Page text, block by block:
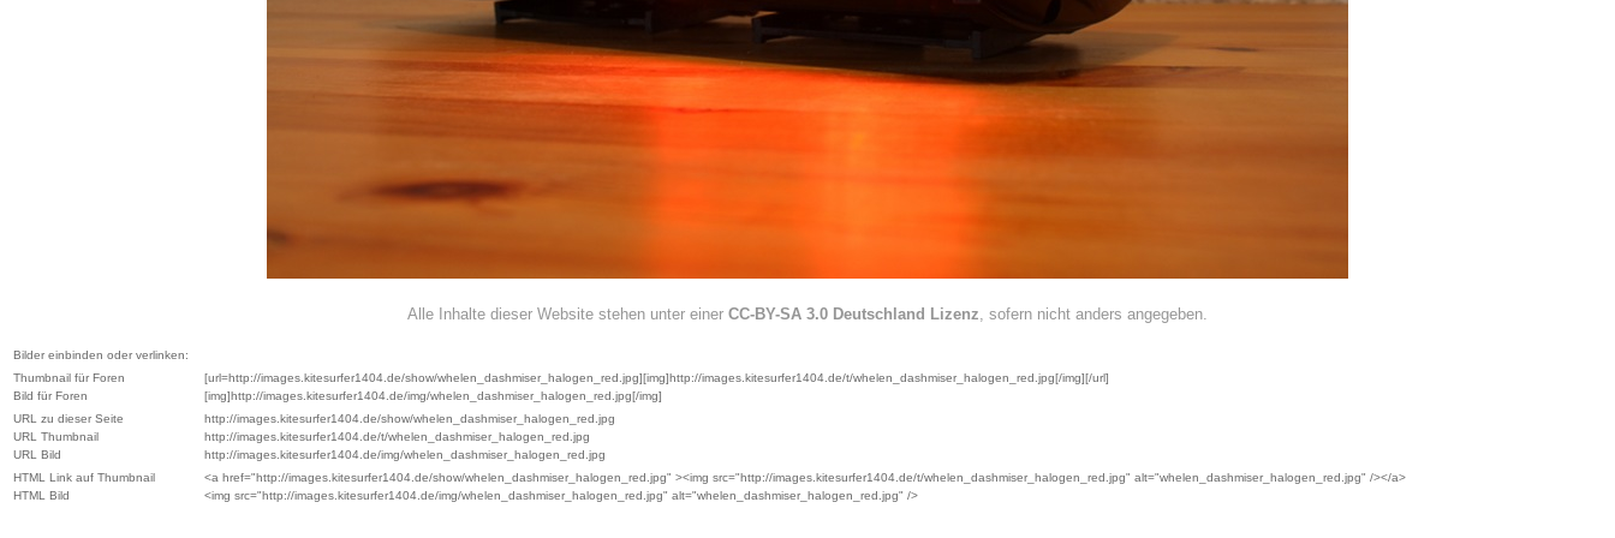
Alle Inhalte dieser Website stehen unter einer CC-BY-SA 3.0 Deutschland Lizenz , sofern nicht anders angegeben.
Bilder einbinden oder verlinken:
Thumbnail für Foren
[url=http://images.kitesurfer1404.de/show/whelen_dashmiser_halogen_red.jpg][img]http://images.kitesurfer1404.de/t/whelen_dashmiser_halogen_red.jpg[/img][/url]
Bild für Foren
[img]http://images.kitesurfer1404.de/img/whelen_dashmiser_halogen_red.jpg[/img]
URL zu dieser Seite
http://images.kitesurfer1404.de/show/whelen_dashmiser_halogen_red.jpg
URL Thumbnail
http://images.kitesurfer1404.de/t/whelen_dashmiser_halogen_red.jpg
URL Bild
http://images.kitesurfer1404.de/img/whelen_dashmiser_halogen_red.jpg
HTML Link auf Thumbnail
<a href="http://images.kitesurfer1404.de/show/whelen_dashmiser_halogen_red.jpg" ><img src="http://images.kitesurfer1404.de/t/whelen_dashmiser_halogen_red.jpg" alt="whelen_dashmiser_halogen_red.jpg" /></a>
HTML Bild
<img src="http://images.kitesurfer1404.de/img/whelen_dashmiser_halogen_red.jpg" alt="whelen_dashmiser_halogen_red.jpg" />